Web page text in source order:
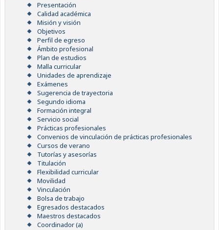
Presentación
Calidad académica
Misión y visión
Objetivos
Perfil de egreso
Ámbito profesional
Plan de estudios
Malla curricular
Unidades de aprendizaje
Exámenes
Sugerencia de trayectoria
Segundo idioma
Formación integral
Servicio social
Prácticas profesionales
Convenios de vinculación de prácticas profesionales
Cursos de verano
Tutorías y asesorías
Titulación
Flexibilidad curricular
Movilidad
Vinculación
Bolsa de trabajo
Egresados destacados
Maestros destacados
Coordinador (a)